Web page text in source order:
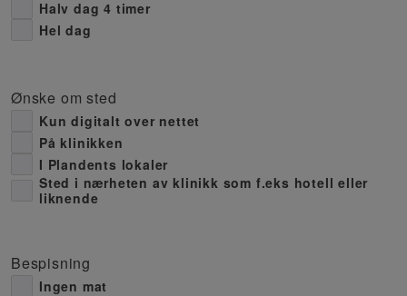
Halv dag 4 timer
Hel dag
Ønske om sted
Kun digitalt over nettet
På klinikken
I Plandents lokaler
Sted i nærheten av klinikk som f.eks hotell eller
liknende
Bespisning
Ingen mat